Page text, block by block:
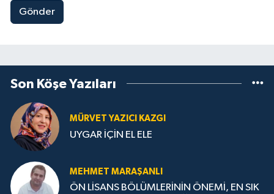
Gönder
Son Köşe Yazıları
MÜRVET YAZICI KAZGI
UYGAR İÇİN EL ELE
MEHMET MARAŞANLI
ÖN LİSANS BÖLÜMLERİNİN ÖNEMİ, EN SIK